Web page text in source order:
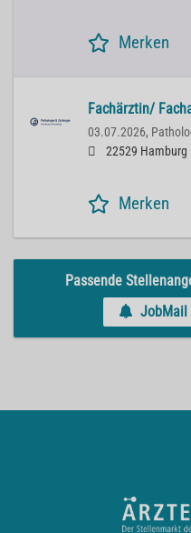
Merken
Fachärztin/
03.07.2026,
22529 Hamburg
Merken
Passende
JobMail